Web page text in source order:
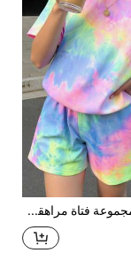
SHEIN مجموعة فتاة مراهقة عشوائية مكونة من تي شيرت قصيرة الأكمام بطبعة عقد، وسروال قصير للصيف